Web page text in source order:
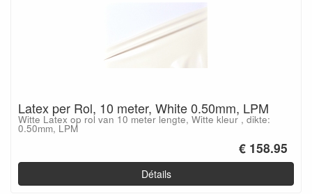
Latex per Rol, 10 meter, White 0.50mm, LPM
Witte Latex op rol van 10 meter lengte, Witte kleur , dikte:
0.50mm, LPM
€ 158.95
Détails